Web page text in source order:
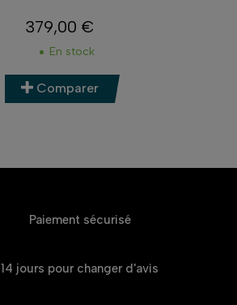
Prix
409,99 €
Nous contacter
Comparer
Paiement sécurisé
14 jours pour changer d'avis